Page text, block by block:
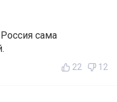
сама
22 12